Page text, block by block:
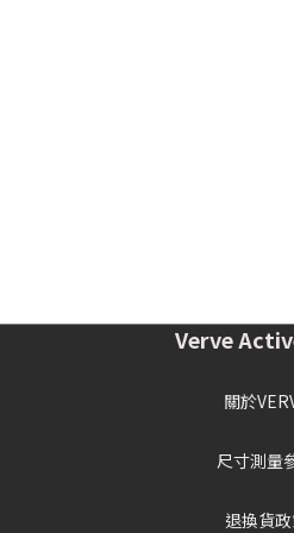
Verve
關於
尺寸測量
退換貨